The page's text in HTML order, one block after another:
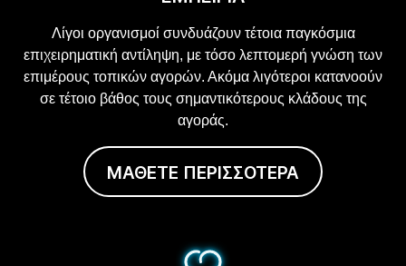
Λίγοι οργανισμοί συνδυάζουν τέτοια παγκόσμια
επιχειρηματική αντίληψη, με τόσο λεπτομερή γνώση των
επιμέρους τοπικών αγορών. Ακόμα λιγότεροι κατανοούν
σε τέτοιο βάθος τους σημαντικότερους κλάδους της
αγοράς.
ΜΑΘΕΤΕ ΠΕΡΙΣΣΟΤΕΡΑ